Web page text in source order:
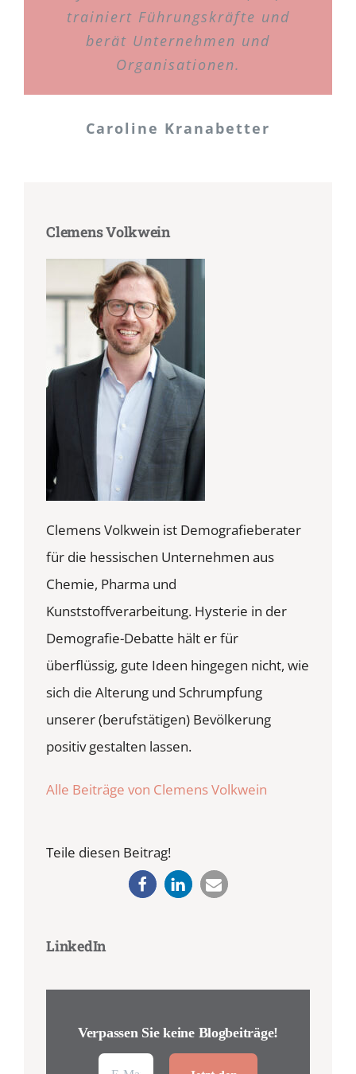
trainiert Führungskräfte und
berät Unternehmen und
Organisationen.
Caroline Kranabetter
Clemens Volkwein
Clemens Volkwein ist Demografieberater
für die hessischen Unternehmen aus
Chemie, Pharma und
Kunststoffverarbeitung. Hysterie in der
Demografie-Debatte hält er für
überflüssig, gute Ideen hingegen nicht, wie
sich die Alterung und Schrumpfung
unserer (berufstätigen) Bevölkerung
positiv gestalten lassen.
Alle Beiträge von Clemens Volkwein
Teile diesen Beitrag!
LinkedIn
Verpassen Sie keine Blogbeiträge!